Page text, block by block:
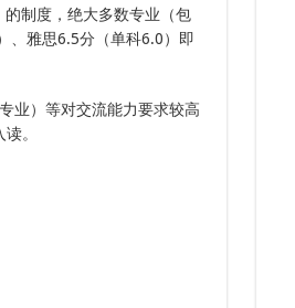
制度，绝大多数专业（包
、雅思6.5分（单科6.0）即
业）等对交流能力要求较高
。